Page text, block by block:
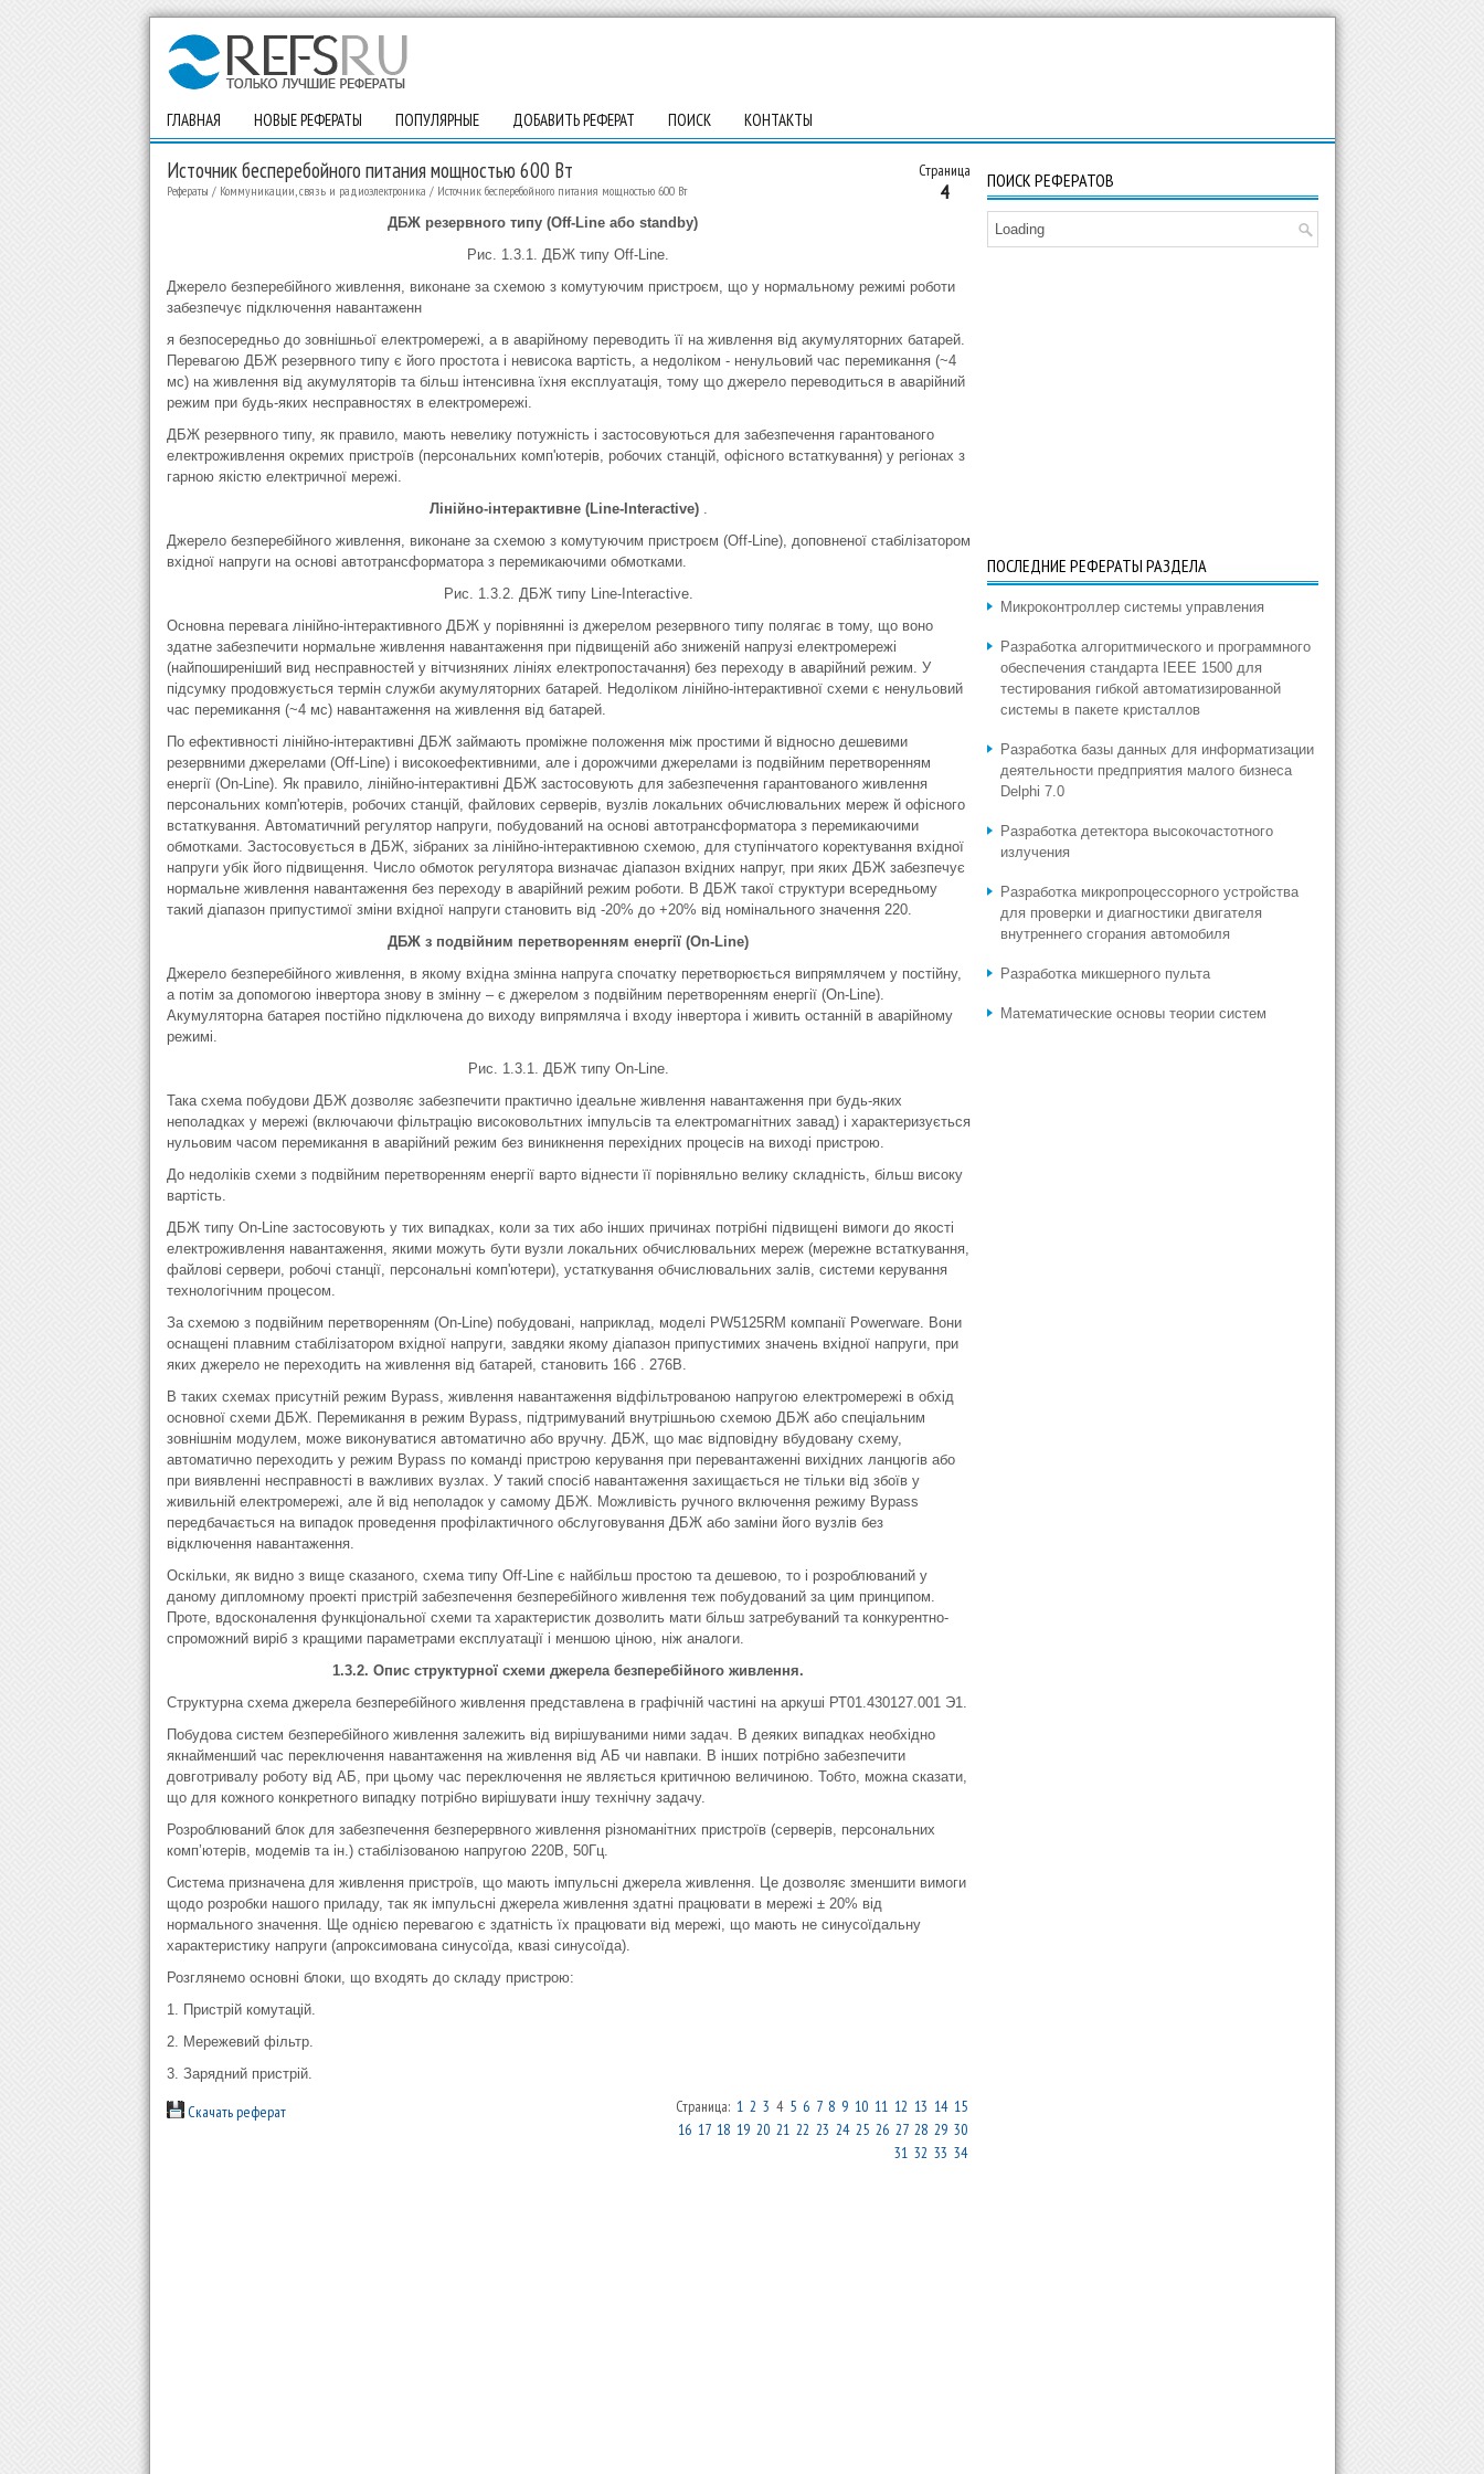
ГЛАВНАЯ НОВЫЕ РЕФЕРАТЫ ПОПУЛЯРНЫЕ ДОБАВИТЬ РЕФЕРАТ ПОИСК КОНТАКТЫ
Страница
4
Источник бесперебойного питания мощностью 600 Вт
Рефераты / Коммуникации, связь и радиоэлектроника / Источник бесперебойного питания мощностью 600 Вт
ДБЖ резервного типу (Off-Line або standby)
Рис. 1.3.1. ДБЖ типу Off-Line.
Джерело безперебійного живлення, виконане за схемою з комутуючим пристроєм, що у нормальному режимі роботи
забезпечує підключення навантаженн
я безпосередньо до зовнішньої електромережі, а в аварійному переводить її на живлення від акумуляторних батарей.
Перевагою ДБЖ резервного типу є його простота і невисока вартість, а недоліком - ненульовий час перемикання (~4
мс) на живлення від акумуляторів та більш інтенсивна їхня експлуатація, тому що джерело переводиться в аварійний
режим при будь-яких несправностях в електромережі.
ДБЖ резервного типу, як правило, мають невелику потужність і застосовуються для забезпечення гарантованого
електроживлення окремих пристроїв (персональних комп'ютерів, робочих станцій, офісного встаткування) у регіонах з
гарною якістю електричної мережі.
Лінійно-інтерактивне (Line-Interactive) .
Джерело безперебійного живлення, виконане за схемою з комутуючим пристроєм (Off-Line), доповненої стабілізатором
вхідної напруги на основі автотрансформатора з перемикаючими обмотками.
Рис. 1.3.2. ДБЖ типу Line-Interactive.
Основна перевага лінійно-інтерактивного ДБЖ у порівнянні із джерелом резервного типу полягає в тому, що воно
здатне забезпечити нормальне живлення навантаження при підвищеній або зниженій напрузі електромережі
(найпоширеніший вид несправностей у вітчизняних лініях електропостачання) без переходу в аварійний режим. У
підсумку продовжується термін служби акумуляторних батарей. Недоліком лінійно-інтерактивної схеми є ненульовий
час перемикання (~4 мс) навантаження на живлення від батарей.
По ефективності лінійно-інтерактивні ДБЖ займають проміжне положення між простими й відносно дешевими
резервними джерелами (Off-Line) і високоефективними, але і дорожчими джерелами із подвійним перетворенням
енергії (On-Line). Як правило, лінійно-інтерактивні ДБЖ застосовують для забезпечення гарантованого живлення
персональних комп'ютерів, робочих станцій, файлових серверів, вузлів локальних обчислювальних мереж й офісного
встаткування. Автоматичний регулятор напруги, побудований на основі автотрансформатора з перемикаючими
обмотками. Застосовується в ДБЖ, зібраних за лінійно-інтерактивною схемою, для ступінчатого коректування вхідної
напруги убік його підвищення. Число обмоток регулятора визначає діапазон вхідних напруг, при яких ДБЖ забезпечує
нормальне живлення навантаження без переходу в аварійний режим роботи. В ДБЖ такої структури всередньому
такий діапазон припустимої зміни вхідної напруги становить від -20% до +20% від номінального значення 220.
ДБЖ з подвійним перетворенням енергії (On-Line)
Джерело безперебійного живлення, в якому вхідна змінна напруга спочатку перетворюється випрямлячем у постійну,
а потім за допомогою інвертора знову в змінну – є джерелом з подвійним перетворенням енергії (On-Line).
Акумуляторна батарея постійно підключена до виходу випрямляча і входу інвертора і живить останній в аварійному
режимі.
Рис. 1.3.1. ДБЖ типу On-Line.
Така схема побудови ДБЖ дозволяє забезпечити практично ідеальне живлення навантаження при будь-яких
неполадках у мережі (включаючи фільтрацію високовольтних імпульсів та електромагнітних завад) і характеризується
нульовим часом перемикання в аварійний режим без виникнення перехідних процесів на виході пристрою.
До недоліків схеми з подвійним перетворенням енергії варто віднести її порівняльно велику складність, більш високу
вартість.
ДБЖ типу On-Line застосовують у тих випадках, коли за тих або інших причинах потрібні підвищені вимоги до якості
електроживлення навантаження, якими можуть бути вузли локальних обчислювальних мереж (мережне встаткування,
файлові сервери, робочі станції, персональні комп'ютери), устаткування обчислювальних залів, системи керування
технологічним процесом.
За схемою з подвійним перетворенням (On-Line) побудовані, наприклад, моделі PW5125RM компанії Powerware. Вони
оснащені плавним стабілізатором вхідної напруги, завдяки якому діапазон припустимих значень вхідної напруги, при
яких джерело не переходить на живлення від батарей, становить 166 . 276В.
В таких схемах присутній режим Bypass, живлення навантаження відфільтрованою напругою електромережі в обхід
основної схеми ДБЖ. Перемикання в режим Bypass, підтримуваний внутрішньою схемою ДБЖ або спеціальним
зовнішнім модулем, може виконуватися автоматично або вручну. ДБЖ, що має відповідну вбудовану схему,
автоматично переходить у режим Bypass по команді пристрою керування при перевантаженні вихідних ланцюгів або
при виявленні несправності в важливих вузлах. У такий спосіб навантаження захищається не тільки від збоїв у
живильній електромережі, але й від неполадок у самому ДБЖ. Можливість ручного включення режиму Bypass
передбачається на випадок проведення профілактичного обслуговування ДБЖ або заміни його вузлів без
відключення навантаження.
Оскільки, як видно з вище сказаного, схема типу Off-Line є найбільш простою та дешевою, то і розроблюваний у
даному дипломному проекті пристрій забезпечення безперебійного живлення теж побудований за цим принципом.
Проте, вдосконалення функціональної схеми та характеристик дозволить мати більш затребуваний та конкурентно-
спроможний виріб з кращими параметрами експлуатації і меншою ціною, ніж аналоги.
1.3.2. Опис структурної схеми джерела безперебійного живлення.
Структурна схема джерела безперебійного живлення представлена в графічній частині на аркуші РТ01.430127.001 Э1.
Побудова систем безперебійного живлення залежить від вирішуваними ними задач. В деяких випадках необхідно
якнайменший час переключення навантаження на живлення від АБ чи навпаки. В інших потрібно забезпечити
довготривалу роботу від АБ, при цьому час переключення не являється критичною величиною. Тобто, можна сказати,
що для кожного конкретного випадку потрібно вирішувати іншу технічну задачу.
Розроблюваний блок для забезпечення безперервного живлення різноманітних пристроїв (серверів, персональних
комп’ютерів, модемів та ін.) стабілізованою напругою 220В, 50Гц.
Система призначена для живлення пристроїв, що мають імпульсні джерела живлення. Це дозволяє зменшити вимоги
щодо розробки нашого приладу, так як імпульсні джерела живлення здатні працювати в мережі ± 20% від
нормального значення. Ще однією перевагою є здатність їх працювати від мережі, що мають не синусоїдальну
характеристику напруги (апроксимована синусоїда, квазі синусоїда).
Розглянемо основні блоки, що входять до складу пристрою:
1. Пристрій комутацій.
2. Мережевий фільтр.
3. Зарядний пристрій.
Скачать реферат Страница: 1 2 3 4 5 6 7 8 9 10 11 12 13 14 15
16 17 18 19 20 21 22 23 24 25 26 27 28 29 30
31 32 33 34
ПОИСК РЕФЕРАТОВ
Loading
ПОСЛЕДНИЕ РЕФЕРАТЫ РАЗДЕЛА
Микроконтроллер системы управления
Разработка алгоритмического и программного
обеспечения стандарта IEEE 1500 для
тестирования гибкой автоматизированной
системы в пакете кристаллов
Разработка базы данных для информатизации
деятельности предприятия малого бизнеса
Delphi 7.0
Разработка детектора высокочастотного
излучения
Разработка микропроцессорного устройства
для проверки и диагностики двигателя
внутреннего сгорания автомобиля
Разработка микшерного пульта
Математические основы теории систем